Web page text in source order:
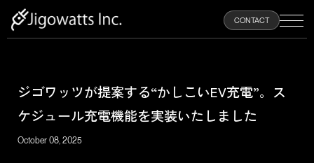
100HOME
CONTACT
ジゴワッツが提案する“かしこいEV充電”。ス
ケジュール充電機能を実装いたしました
October 08, 2025